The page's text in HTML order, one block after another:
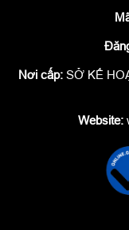
Nơi cấp: SỞ KẾ
Website: